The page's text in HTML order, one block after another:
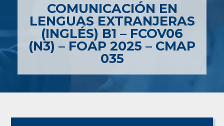
COMUNICACIÓN EN
LENGUAS EXTRANJERAS
(INGLÉS) B1 – FCOV06
(N3) – FOAP 2025 – CMAP
035